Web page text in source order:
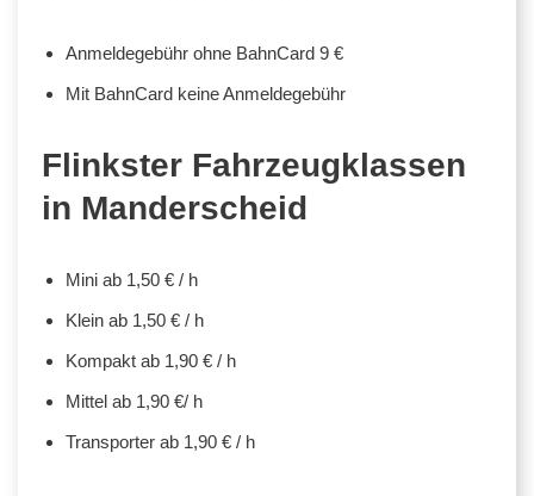
Anmeldegebühr ohne BahnCard 9 €
Mit BahnCard keine Anmeldegebühr
Flinkster Fahrzeugklassen
in Manderscheid
Mini ab 1,50 € / h
Klein ab 1,50 € / h
Kompakt ab 1,90 € / h
Mittel ab 1,90 €/ h
Transporter ab 1,90 € / h